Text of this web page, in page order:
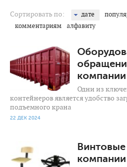
Сортировать по: дате
комментариям алфавиту
Одни из
контейнеров является удобство
подъемного крана
22 ДЕК 2024
Винтовые
компании